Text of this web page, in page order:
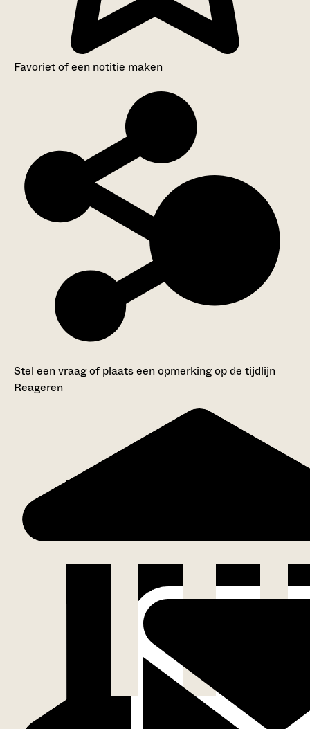
Favoriet of een notitie maken
Stel een vraag of plaats een opmerking op de tijdlijn
Reageren